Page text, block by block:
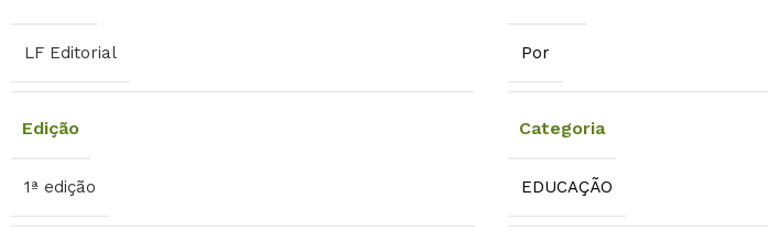
LF Editorial Por
Edição
1ª edição
Categoria
EDUCAÇÃO